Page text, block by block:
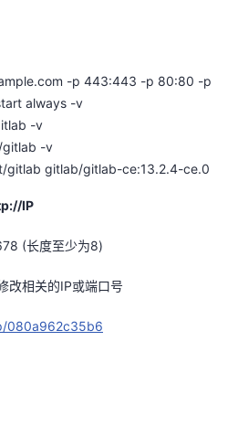
-p 443:443 -p 80:80 -p
always -v
-v
gitlab -v
gitlab gitlab/gitlab-ce:13.2.4-ce.0
IP
(长度至少为8)
改相关的IP或端口号
080a962c35b6